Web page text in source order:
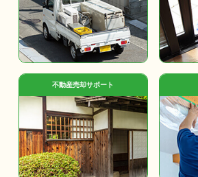
不動産売却サポート